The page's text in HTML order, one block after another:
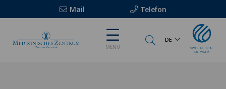
Mail Telefon
MENU
DE